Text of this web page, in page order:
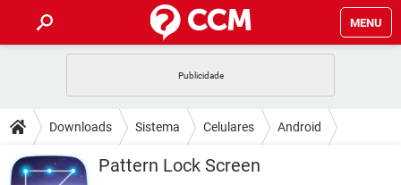
MENU
CELULAR FACEBOOK
OUTLOOK EXCEL
DICAS
JOGOS WHATSAPP
CELULAR
DOWNLOADS
Downloads Sistema Celulares Android
Pattern Lock Screen